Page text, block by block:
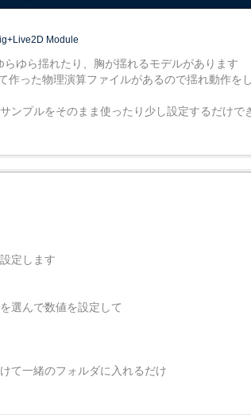
Module
ゆら揺れたり、胸が揺れるモデルがあります
作った物理演算ファイルがあるので揺れ動作を
ンプルをそのまま使ったり少し設定するだけで
定します
選んで数値を設定して
て一緒のフォルダに入れるだけ